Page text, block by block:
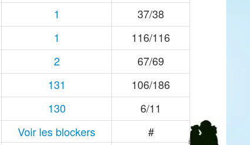
1
37/38
1
116/116
2
67/69
131
106/186
130
6/11
Voir les blockers
#